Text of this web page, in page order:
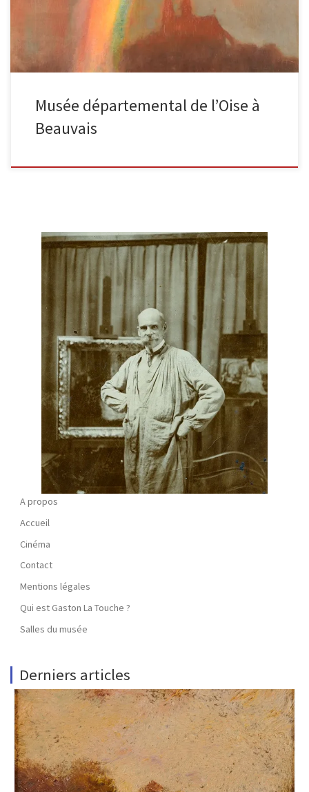
Musée départemental de l’Oise à
Beauvais
A propos
Accueil
Cinéma
Contact
Mentions légales
Qui est Gaston La Touche ?
Salles du musée
Derniers articles